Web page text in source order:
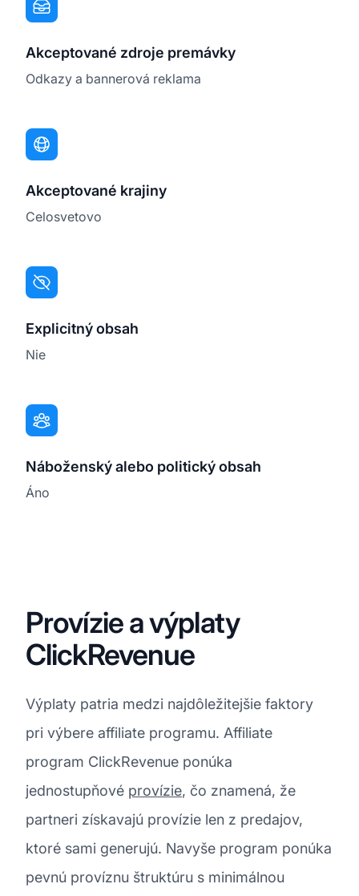
Akceptované zdroje premávky
Odkazy a bannerová reklama
Akceptované krajiny
Celosvetovo
Explicitný obsah
Nie
Náboženský alebo politický obsah
Áno
Provízie a výplaty
ClickRevenue
Výplaty patria medzi najdôležitejšie faktory
pri výbere affiliate programu. Affiliate
program ClickRevenue ponúka
jednostupňové provízie, čo znamená, že
partneri získavajú provízie len z predajov,
ktoré sami generujú. Navyše program ponúka
pevnú províznu štruktúru s minimálnou